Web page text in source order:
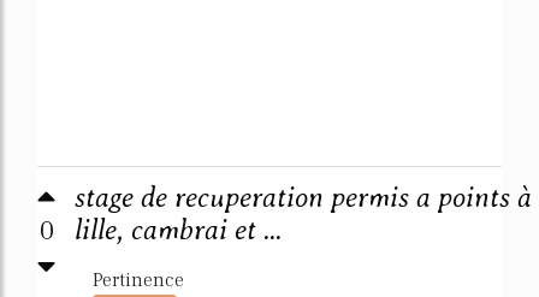
0
stage de recuperation permis a points à
lille, cambrai et ...
Pertinence